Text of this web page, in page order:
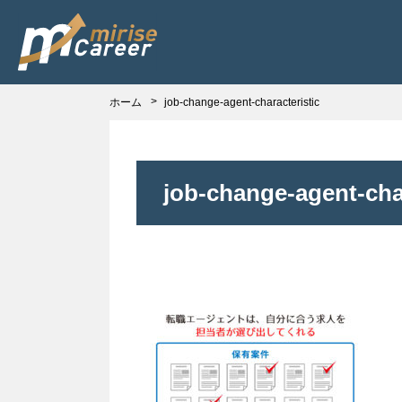
ホーム job-change-agent-characteristic
job-change-agent-